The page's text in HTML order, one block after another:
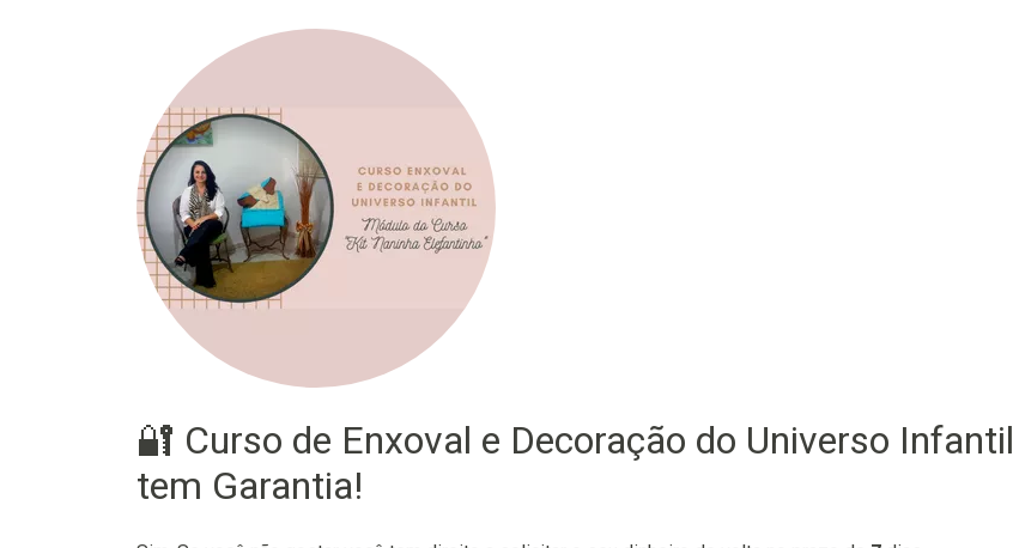
🔐 Curso de Enxoval e Decoração do Universo Infantil
tem Garantia!